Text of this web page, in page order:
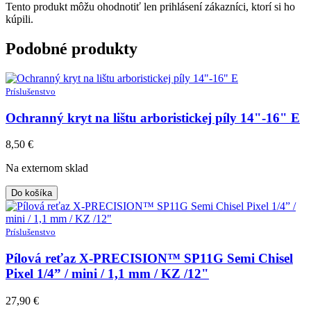
Tento produkt môžu ohodnotiť len prihlásení zákazníci, ktorí si ho
kúpili.
Podobné produkty
Príslušenstvo
Ochranný kryt na lištu arboristickej píly 14"-16" E
8,50 €
Na externom sklad
Do košíka
Príslušenstvo
Pílová reťaz X-PRECISION™ SP11G Semi Chisel
Pixel 1/4” / mini / 1,1 mm / KZ /12"
27,90 €